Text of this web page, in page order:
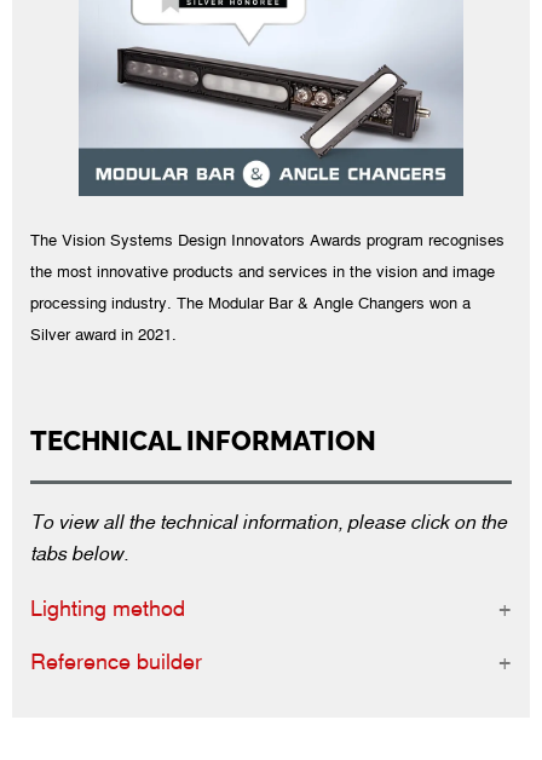
The Vision Systems Design Innovators Awards program recognises
the most innovative products and services in the vision and image
processing industry. The Modular Bar & Angle Changers won a
Silver award in 2021.
TECHNICAL INFORMATION
To view all the technical information, please click on the
tabs below.
Lighting method
Reference builder